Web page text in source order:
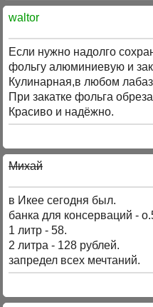
waltor
Если нужно надолго
фольгу алюминиевую и
Кулинарная,в любом
При закатке фольга
Красиво и надёжно.
Михай
в Икее сегодня был.
банка для консерваций -
1 литр - 58.
2 литра - 128 рублей.
запредел всех мечтаний.